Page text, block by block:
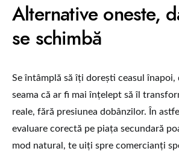
Alternative oneste,
se schimbă
Se întâmplă să îți dorești ceasul înapoi,
seama că ar fi mai înțelept să îl
reale, fără presiunea dobânzilor. În
evaluare corectă pe piața secundară
mod natural, te uiți spre comercianți